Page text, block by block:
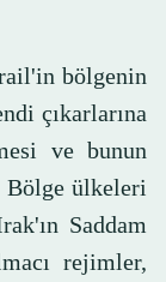
bölgenin
çıkarlarına
ve bunun
Bölge ülkeleri
Saddam
rejimler,